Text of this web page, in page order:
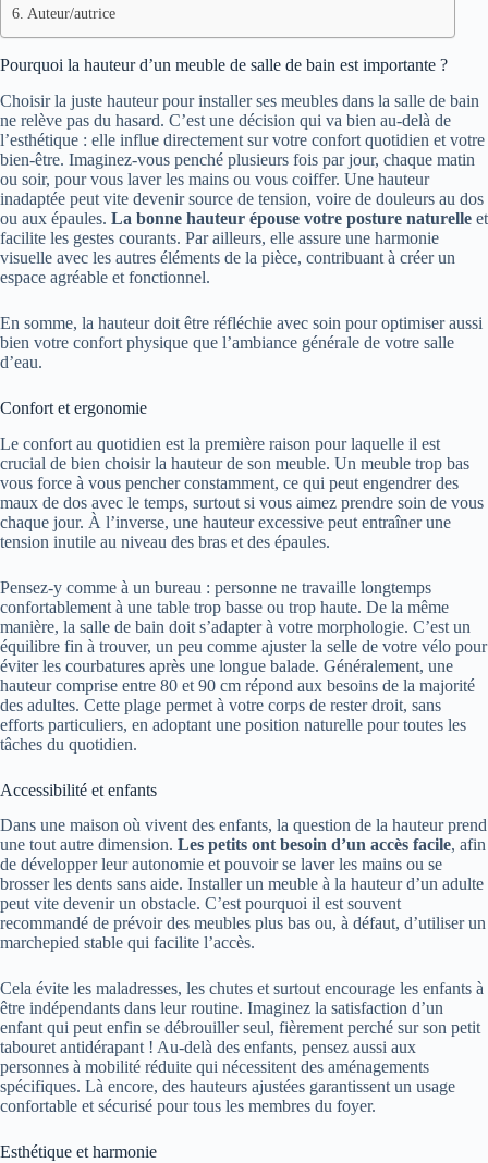
Auteur/autrice
Pourquoi la hauteur d’un meuble de salle de bain est importante ?
Choisir la juste hauteur pour installer ses meubles dans la salle de bain
ne relève pas du hasard. C’est une décision qui va bien au-delà de
l’esthétique : elle influe directement sur votre confort quotidien et votre
bien-être. Imaginez-vous penché plusieurs fois par jour, chaque matin
ou soir, pour vous laver les mains ou vous coiffer. Une hauteur
inadaptée peut vite devenir source de tension, voire de douleurs au dos
ou aux épaules. La bonne hauteur épouse votre posture naturelle et
facilite les gestes courants. Par ailleurs, elle assure une harmonie
visuelle avec les autres éléments de la pièce, contribuant à créer un
espace agréable et fonctionnel.
En somme, la hauteur doit être réfléchie avec soin pour optimiser aussi
bien votre confort physique que l’ambiance générale de votre salle
d’eau.
Confort et ergonomie
Le confort au quotidien est la première raison pour laquelle il est
crucial de bien choisir la hauteur de son meuble. Un meuble trop bas
vous force à vous pencher constamment, ce qui peut engendrer des
maux de dos avec le temps, surtout si vous aimez prendre soin de vous
chaque jour. À l’inverse, une hauteur excessive peut entraîner une
tension inutile au niveau des bras et des épaules.
Pensez-y comme à un bureau : personne ne travaille longtemps
confortablement à une table trop basse ou trop haute. De la même
manière, la salle de bain doit s’adapter à votre morphologie. C’est un
équilibre fin à trouver, un peu comme ajuster la selle de votre vélo pour
éviter les courbatures après une longue balade. Généralement, une
hauteur comprise entre 80 et 90 cm répond aux besoins de la majorité
des adultes. Cette plage permet à votre corps de rester droit, sans
efforts particuliers, en adoptant une position naturelle pour toutes les
tâches du quotidien.
Accessibilité et enfants
Dans une maison où vivent des enfants, la question de la hauteur prend
une tout autre dimension. Les petits ont besoin d’un accès facile, afin
de développer leur autonomie et pouvoir se laver les mains ou se
brosser les dents sans aide. Installer un meuble à la hauteur d’un adulte
peut vite devenir un obstacle. C’est pourquoi il est souvent
recommandé de prévoir des meubles plus bas ou, à défaut, d’utiliser un
marchepied stable qui facilite l’accès.
Cela évite les maladresses, les chutes et surtout encourage les enfants à
être indépendants dans leur routine. Imaginez la satisfaction d’un
enfant qui peut enfin se débrouiller seul, fièrement perché sur son petit
tabouret antidérapant ! Au-delà des enfants, pensez aussi aux
personnes à mobilité réduite qui nécessitent des aménagements
spécifiques. Là encore, des hauteurs ajustées garantissent un usage
confortable et sécurisé pour tous les membres du foyer.
Esthétique et harmonie